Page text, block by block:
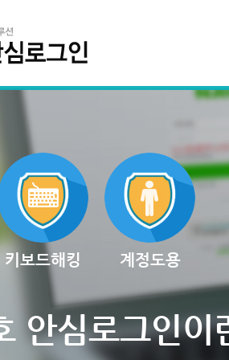
키보드해킹 계정도용
안심로그인이